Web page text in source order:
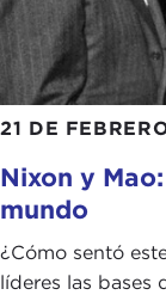
21 DE
Nixon y
mundo
¿Cómo sentó
líderes las bases